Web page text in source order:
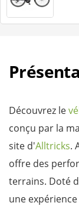
Découvrez le
conçu par la
site d'Alltricks.
offre des
terrains. Doté
une